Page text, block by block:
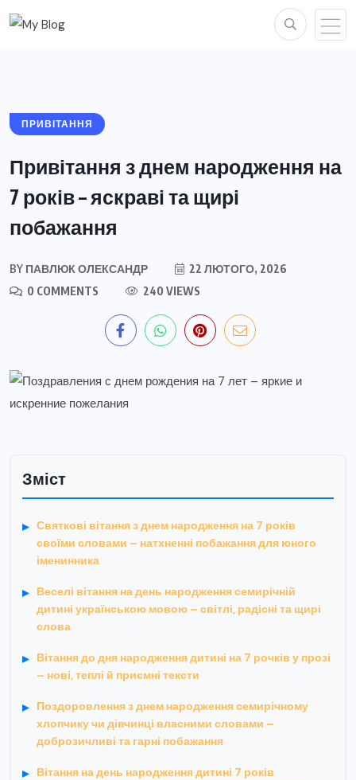
ПРИВІТАННЯ
Привітання з днем народження на
7 років – яскраві та щирі
побажання
BY ПАВЛЮК ОЛЕКСАНДР
22 ЛЮТОГО, 2026
0 COMMENTS
240 VIEWS
Зміст
Святкові вітання з днем народження на 7 років
своїми словами – натхненні побажання для юного
іменинника
Веселі вітання на день народження семирічній
дитині українською мовою – світлі, радісні та щирі
слова
Вітання до дня народження дитині на 7 рочків у прозі
– нові, теплі й приємні тексти
Поздоровлення з днем народження семирічному
хлопчику чи дівчинці власними словами –
доброзичливі та гарні побажання
Вітання на день народження дитині 7 років